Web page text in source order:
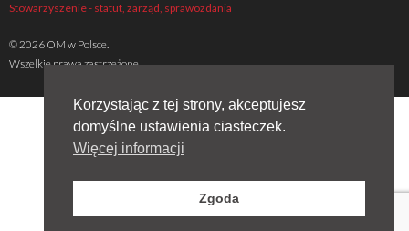
Stowarzyszenie - statut, zarząd, sprawozdania
© 2026 OM w Polsce.
Wszelkie prawa zastrzeżone
Korzystając z tej strony, akceptujesz
domyślne ustawienia ciasteczek.
Więcej informacji
Zgoda